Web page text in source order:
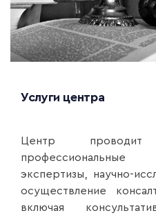
Услуги центра
Центр
экспертизы, научно-
осуществление
включая